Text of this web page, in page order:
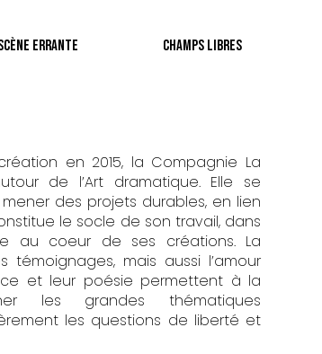
Errante Champs Libres
en 2015, la Compagnie La
de l’Art dramatique. Elle se
des projets durables, en lien
le socle de son travail, dans
au coeur de ses créations. La
témoignages, mais aussi l’amour
et leur poésie permettent à la
les grandes thématiques
les questions de liberté et